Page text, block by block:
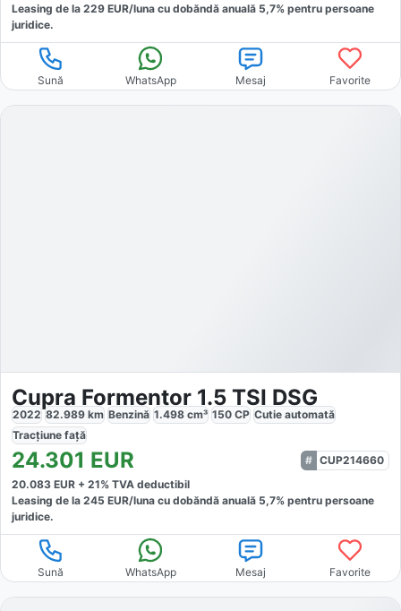
Leasing de la 229 EUR/luna cu dobăndă anuală 5,7% pentru persoane
juridice.
Sună WhatsApp Mesaj Favorite
Cupra Formentor 1.5 TSI DSG
2022 82.989 km Benzină 1.498 cm³ 150 CP Cutie automată
Tracțiune față
24.301 EUR
CUP214660
20.083 EUR + 21% TVA deductibil
Leasing de la 245 EUR/luna cu dobăndă anuală 5,7% pentru persoane
juridice.
Sună WhatsApp Mesaj Favorite